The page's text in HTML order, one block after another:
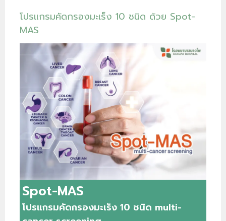
โปรแกรมคัดกรองมะเร็ง 10 ชนิด ด้วย Spot-
MAS
Spot-MAS
โปรแกรมคัดกรองมะเร็ง 10 ชนิด multi-